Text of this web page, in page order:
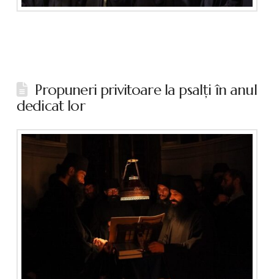
Propuneri privitoare la psalţi în anul
dedicat lor